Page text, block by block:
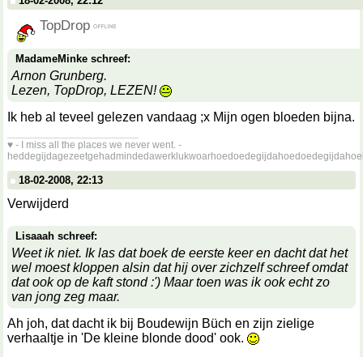
TopDrop
MadameMinke schreef:
Arnon Grunberg.
Lezen, TopDrop, LEZEN!
Ik heb al teveel gelezen vandaag ;x Mijn ogen bloeden bijna.
♥ - I miss all the places we never went. -
18-02-2008, 22:13
Verwijderd
Lisaaah schreef:
Weet ik niet. Ik las dat boek de eerste keer en dacht dat het
wel moest kloppen alsin dat hij over zichzelf schreef omdat
dat ook op de kaft stond :') Maar toen was ik ook echt zo
van jong zeg maar.
Ah joh, dat dacht ik bij Boudewijn Büch en zijn zielige
verhaaltje in 'De kleine blonde dood' ook.